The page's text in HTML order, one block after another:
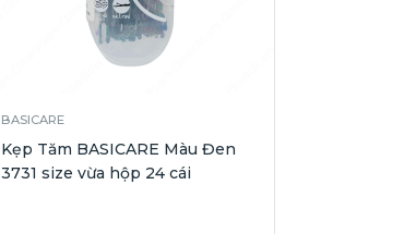
BASICARE
Kẹp Tăm BASICARE Màu Đen
3731 size vừa hộp 24 cái